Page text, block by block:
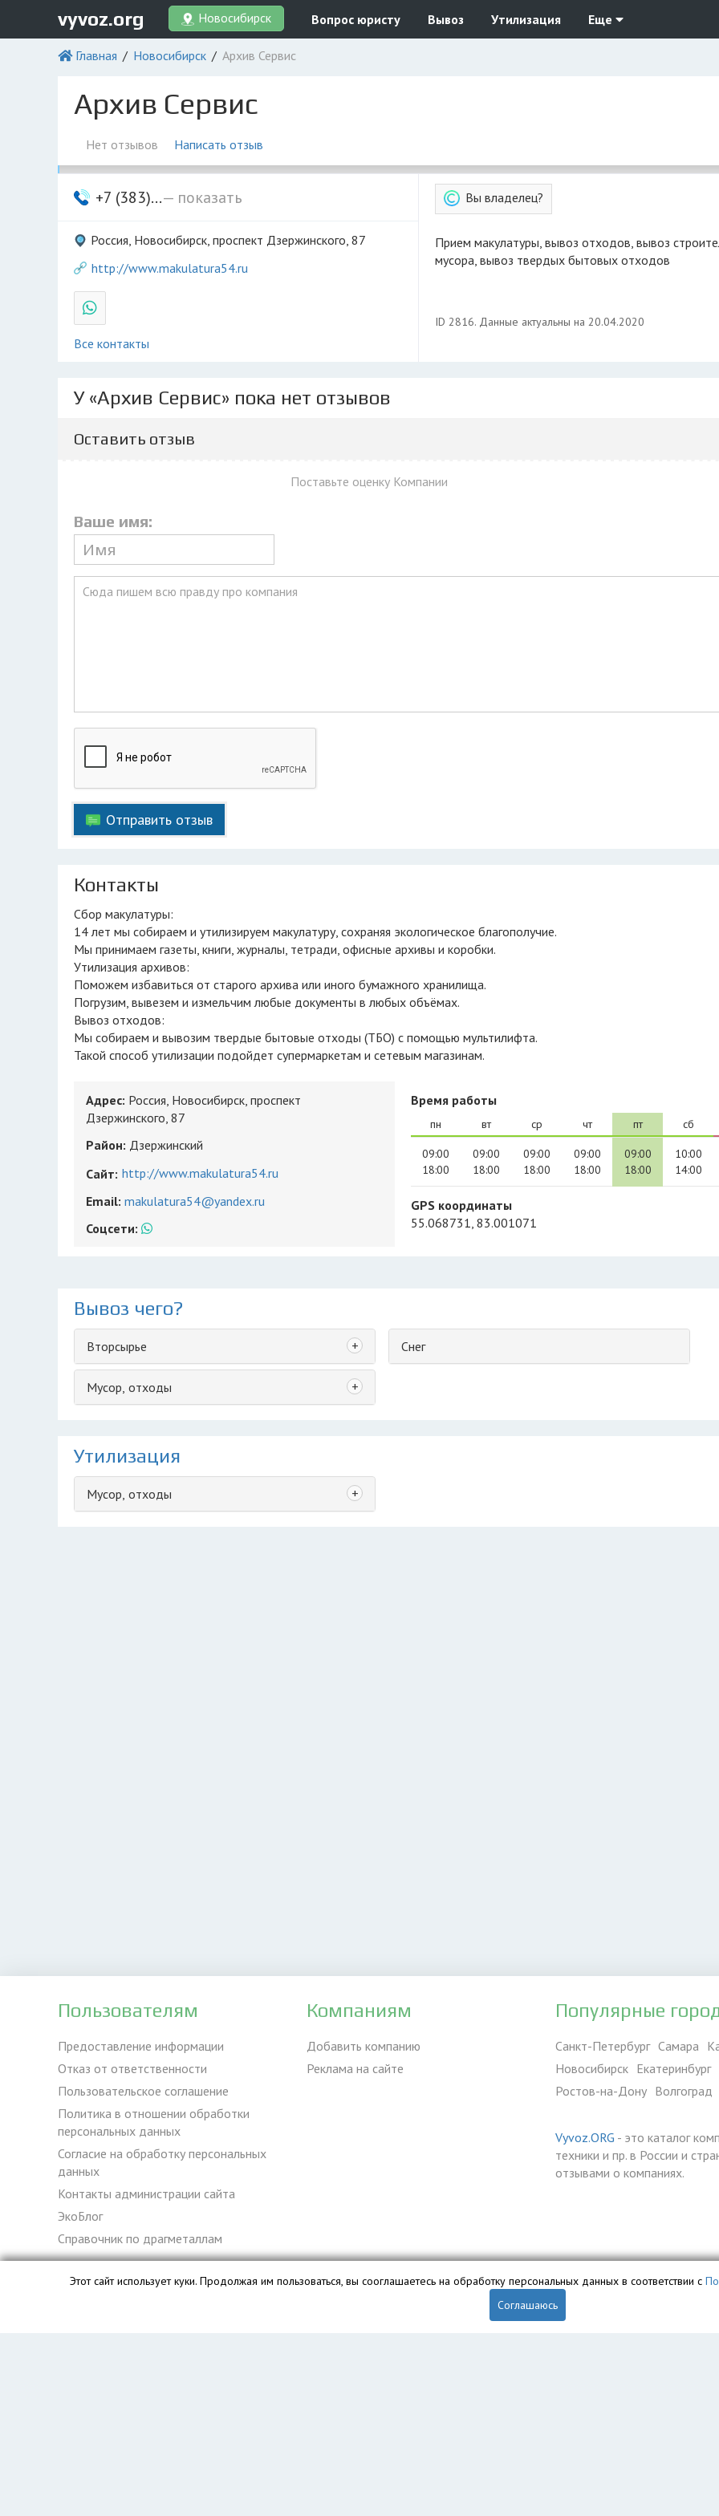
vyvoz.org Новосибирск Вопрос юристу Вывоз Утилизация Еще
Главная Новосибирск Архив Сервис
Архив Сервис
Нет отзывов Написать отзыв
+7 (383)...— показать
Россия, Новосибирск, проспект Дзержинского, 87
http://www.makulatura54.ru
Все контакты
Вы владелец?
Прием макулатуры, вывоз отходов, вывоз строительного
мусора, вывоз твердых бытовых отходов
ID 2816. Данные актуальны на 20.04.2020
У «Архив Сервис» пока нет отзывов
Оставить отзыв
Ваше имя:
Поставьте оценку Компании
Отправить отзыв
Контакты
Сбор макулатуры:
14 лет мы собираем и утилизируем макулатуру, сохраняя экологическое благополучие.
Мы принимаем газеты, книги, журналы, тетради, офисные архивы и коробки.
Утилизация архивов:
Поможем избавиться от старого архива или иного бумажного хранилища.
Погрузим, вывезем и измельчим любые документы в любых объёмах.
Вывоз отходов:
Мы собираем и вывозим твердые бытовые отходы (ТБО) с помощью мультилифта.
Такой способ утилизации подойдет супермаркетам и сетевым магазинам.
Адрес: Россия, Новосибирск, проспект
Дзержинского, 87
Район: Дзержинский
Сайт: http://www.makulatura54.ru
Email: makulatura54@yandex.ru
Соцсети:
Время работы
пн
09:00
18:00
вт
09:00
18:00
ср
09:00
18:00
чт
09:00
18:00
пт
09:00
18:00
сб
10:00
14:00
GPS координаты
55.068731, 83.001071
Вывоз чего?
Вторсырье +
Мусор, отходы +
Снег
Утилизация
Мусор, отходы +
Пользователям
Предоставление информации
Отказ от ответственности
Пользовательское соглашение
Политика в отношении обработки
персональных данных
Согласие на обработку персональных
данных
Контакты администрации сайта
ЭкоБлог
Справочник по драгметаллам
Компаниям
Добавить компанию
Реклама на сайте
Популярные
Санкт-Петербург Самара
Новосибирск Екатеринбург
Ростов-на-Дону Волгоград
Vyvoz.ORG - это каталог
техники и пр. в России и
отзывами о компаниях.
База данных сайта vyvoz.org является интеллектуальной собственностью ООО «Профит» и охраняется законом.
Этот сайт использует куки. Продолжая им пользоваться, вы сооглашаетесь на обработку персональных данных в соответствии с
Соглашаюсь